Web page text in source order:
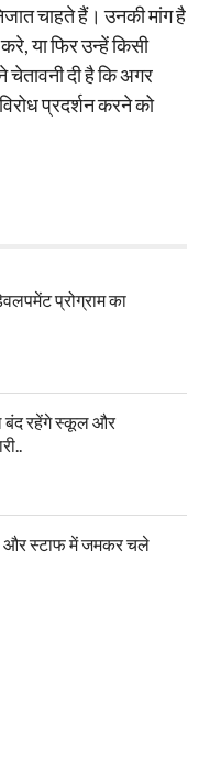
चाहते हैं। उनकी मांग है
या फिर उन्हें किसी
चेतावनी दी है कि अगर
प्रदर्शन करने को
प्रोग्राम का
बंद रहेंगे स्कूल और
और स्टाफ में जमकर चले